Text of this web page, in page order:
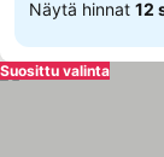
Näytä hinnat 12
Suosittu valinta